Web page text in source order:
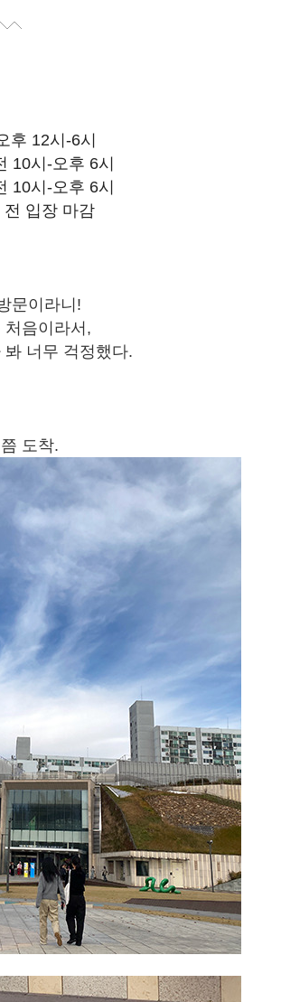
후 12시-6시
10시-오후 6시
10시-오후 6시
입장 마감
문이라니!
처음이라서,
너무 걱정했다.
도착.